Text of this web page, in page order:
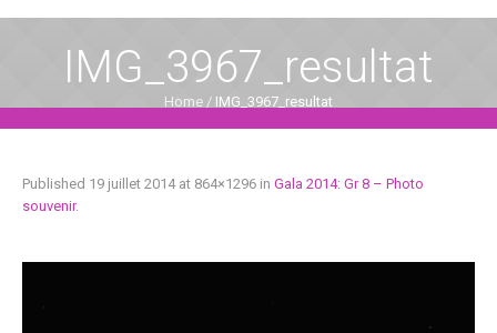
IMG_3967_resultat
Home / IMG_3967_resultat
Published 19 juillet 2014at 864×1296 in Gala 2014: Gr 8 – Photo
souvenir.